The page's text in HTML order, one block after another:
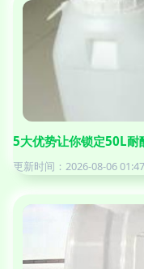
5大优势让你锁定50L耐
更新时间：2026-08-06